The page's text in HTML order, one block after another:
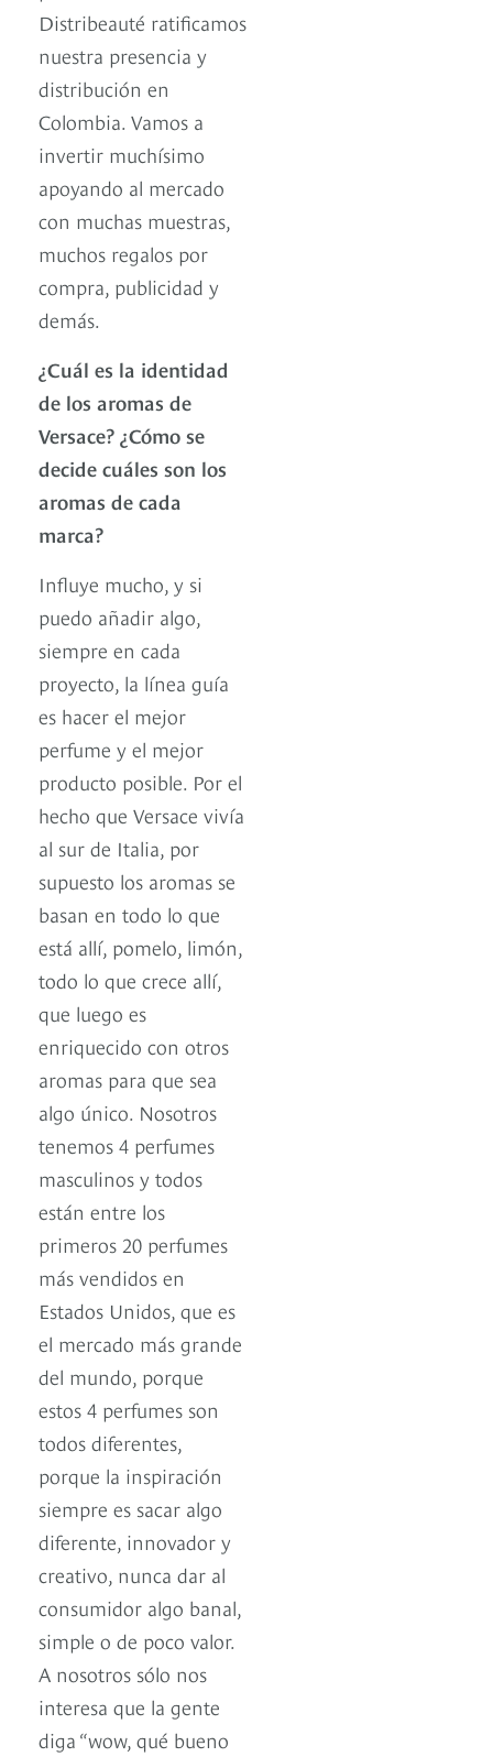
Distribeauté ratificamos
nuestra presencia y
distribución en
Colombia. Vamos a
invertir muchísimo
apoyando al mercado
con muchas muestras,
muchos regalos por
compra, publicidad y
demás.
¿Cuál es la identidad
de los aromas de
Versace? ¿Cómo se
decide cuáles son los
aromas de cada
marca?
Influye mucho, y si
puedo añadir algo,
siempre en cada
proyecto, la línea guía
es hacer el mejor
perfume y el mejor
producto posible. Por el
hecho que Versace vivía
al sur de Italia, por
supuesto los aromas se
basan en todo lo que
está allí, pomelo, limón,
todo lo que crece allí,
que luego es
enriquecido con otros
aromas para que sea
algo único. Nosotros
tenemos 4 perfumes
masculinos y todos
están entre los
primeros 20 perfumes
más vendidos en
Estados Unidos, que es
el mercado más grande
del mundo, porque
estos 4 perfumes son
todos diferentes,
porque la inspiración
siempre es sacar algo
diferente, innovador y
creativo, nunca dar al
consumidor algo banal,
simple o de poco valor.
A nosotros sólo nos
interesa que la gente
diga “wow, qué bueno